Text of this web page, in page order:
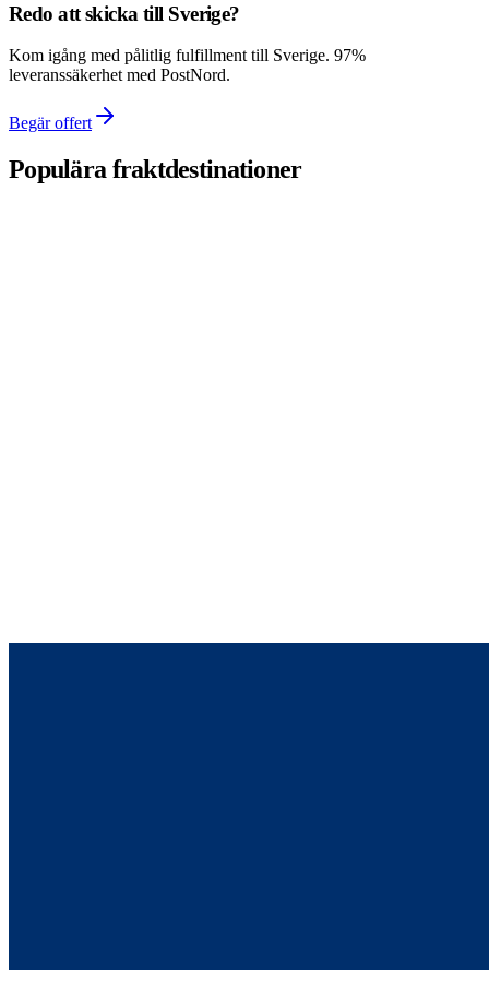
Redo att skicka till Sverige?
Kom igång med pålitlig fulfillment till Sverige. 97%
leveranssäkerhet med PostNord.
Begär offert
Populära fraktdestinationer